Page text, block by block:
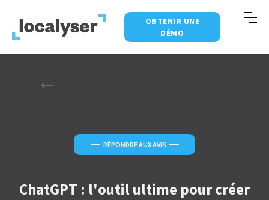
OBTENIR UNE
DÉMO
— RÉPONDRE AUX AVIS —
ChatGPT : l'outil ultime pour créer